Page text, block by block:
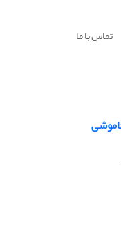
تماس با ما